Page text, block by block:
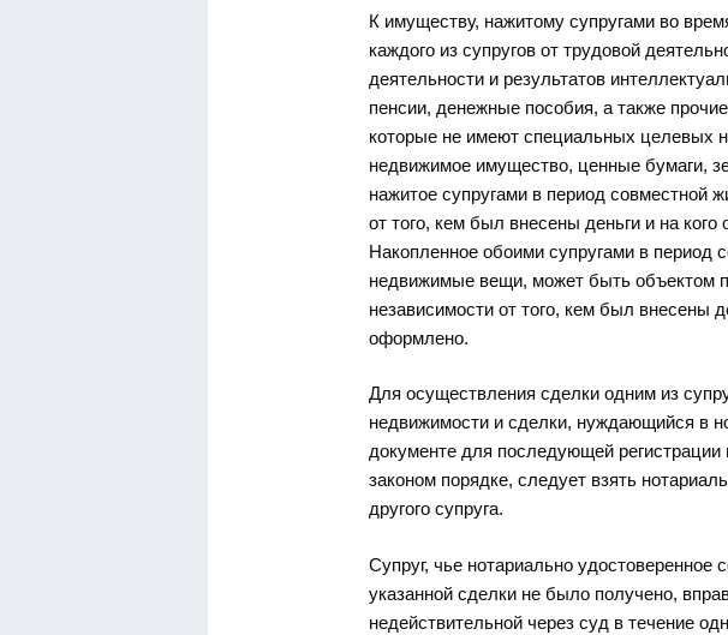
К имуществу, нажитому супругами во
каждого из супругов от трудовой
деятельности и результатов
пенсии, денежные пособия, а также
которые не имеют специальных целевых
недвижимое имущество, ценные бумаги,
нажитое супругами в период совместной
от того, кем был внесены деньги и на
Накопленное обоими супругами в период
недвижимые вещи, может быть объектом
независимости от того, кем был внесены
оформлено.
Для осуществления сделки одним из
недвижимости и сделки, нуждающийся в
документе для последующей регистрации
законом порядке, следует взять
другого супруга.
Супруг, чье нотариально удостоверенное
указанной сделки не было получено,
недействительной через суд в течение